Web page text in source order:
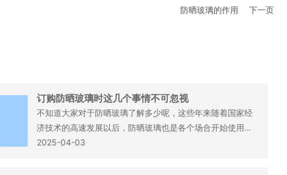
防晒玻璃的作用 下一页
订购防晒玻璃时这几个事情不可忽视
不知道大家对于防晒玻璃了解多少呢，这些年来随着国家经
济技术的高速发展以后，防晒玻璃也是各个场合开始使用
了，而且在之前的基础上也改进了不少。那么在订购防晒玻
2025-04-03